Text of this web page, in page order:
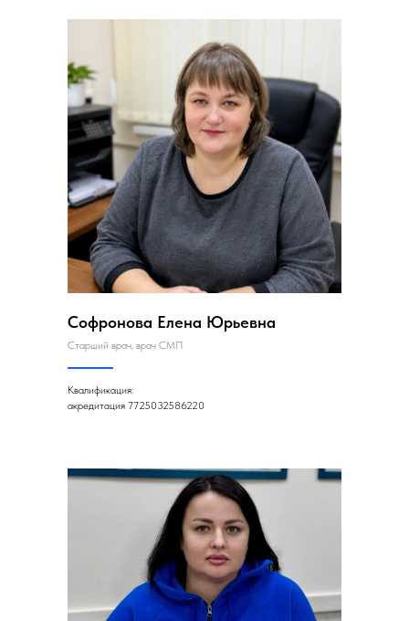
Софронова Елена Юрьевна
Старший врач, врач СМП
Квалификация:
акредитация 7725032586220